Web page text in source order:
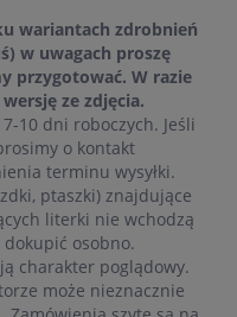
wariantach zdrobnień
w uwagach proszę
przygotować. W razie
ze zdjęcia.
10 dni roboczych. Jeśli
o kontakt
terminu wysyłki.
ptaszki) znajdujące
literki nie wchodzą
dokupić osobno.
charakter poglądowy.
może nieznacznie